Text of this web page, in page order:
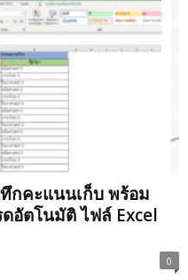
กคะแนนเก็บ พร้อม
อัตโนมัติ ไฟล์ Excel
0